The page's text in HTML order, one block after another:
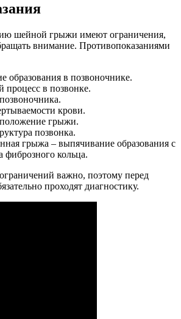
шейной грыжи имеют ограничения,
внимание. Противопоказаниями
образования в позвоночнике.
в позвонке.
крови.
грыжи.
позвонка.
грыжа – выпячивание образования с
фиброзного кольца.
важно, поэтому перед
проходят диагностику.